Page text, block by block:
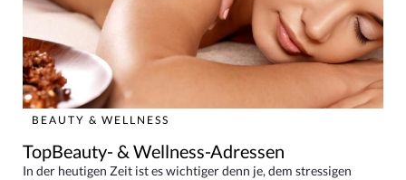
BEAUTY & WELLNESS
TopBeauty- & Wellness-Adressen
In der heutigen Zeit ist es wichtiger denn je, dem stressigen